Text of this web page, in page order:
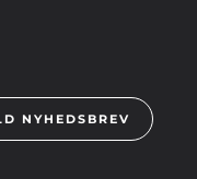
NYHEDSBREV